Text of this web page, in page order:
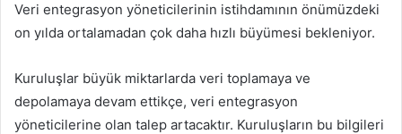
Veri entegrasyon yöneticilerinin istihdamının önümüzdeki
on yılda ortalamadan çok daha hızlı büyümesi bekleniyor.
Kuruluşlar büyük miktarlarda veri toplamaya ve
depolamaya devam ettikçe, veri entegrasyon
yöneticilerine olan talep artacaktır. Kuruluşların bu bilgileri